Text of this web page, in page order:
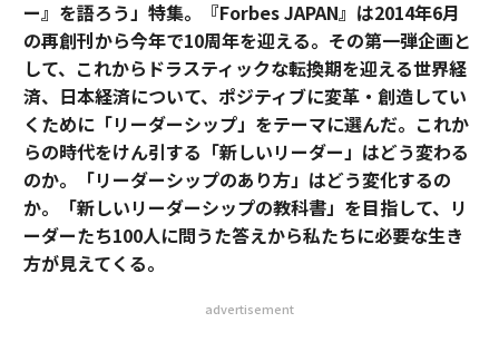
ー』を語ろう」特集。『Forbes JAPAN』は2014年6月
の再創刊から今年で10周年を迎える。その第一弾企画と
して、これからドラスティックな転換期を迎える世界経
済、日本経済について、ポジティブに変革・創造してい
くために「リーダーシップ」をテーマに選んだ。これか
らの時代をけん引する「新しいリーダー」はどう変わる
のか。「リーダーシップのあり方」はどう変化するの
か。「新しいリーダーシップの教科書」を目指して、リ
ーダーたち100人に問うた答えから私たちに必要な生き
方が見えてくる。
advertisement